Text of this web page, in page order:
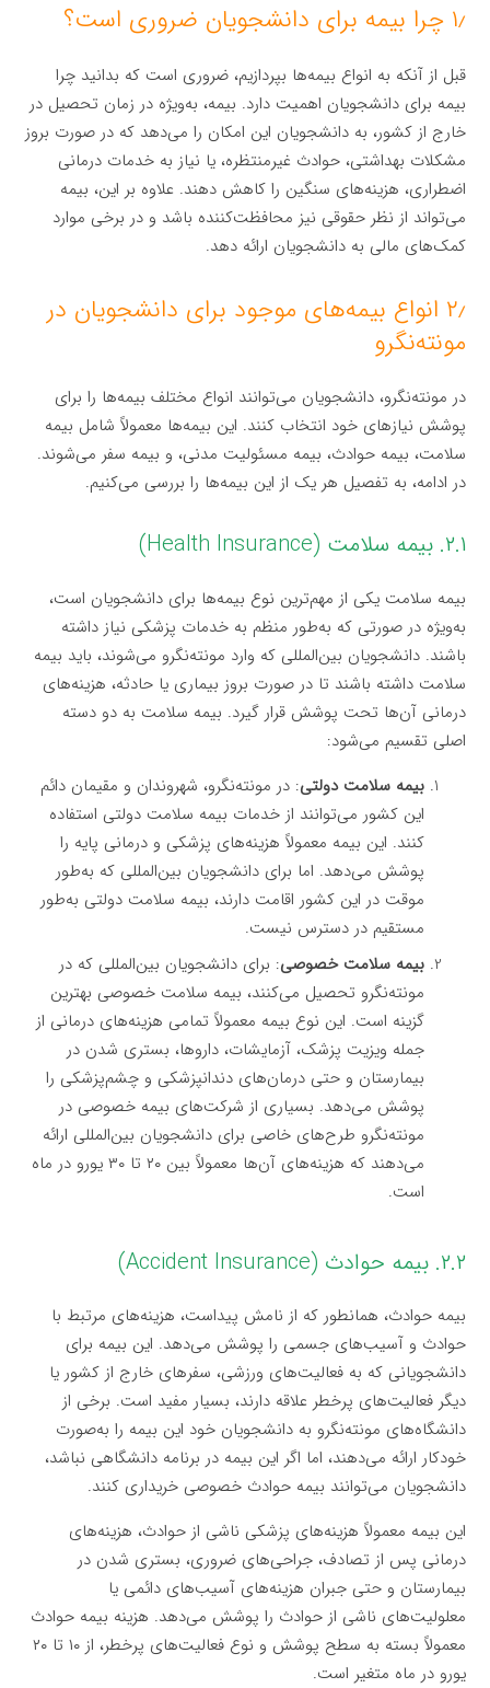
۱٫ چرا بیمه برای دانشجویان ضروری است؟
قبل از آنکه به انواع بیمه‌ها بپردازیم، ضروری است که بدانید چرا
بیمه برای دانشجویان اهمیت دارد. بیمه، به‌ویژه در زمان تحصیل در
خارج از کشور، به دانشجویان این امکان را می‌دهد که در صورت بروز
مشکلات بهداشتی، حوادث غیرمنتظره، یا نیاز به خدمات درمانی
اضطراری، هزینه‌های سنگین را کاهش دهند. علاوه بر این، بیمه
می‌تواند از نظر حقوقی نیز محافظت‌کننده باشد و در برخی موارد
کمک‌های مالی به دانشجویان ارائه دهد.
۲٫ انواع بیمه‌های موجود برای دانشجویان در
مونته‌نگرو
در مونته‌نگرو، دانشجویان می‌توانند انواع مختلف بیمه‌ها را برای
پوشش نیازهای خود انتخاب کنند. این بیمه‌ها معمولاً شامل بیمه
سلامت، بیمه حوادث، بیمه مسئولیت مدنی، و بیمه سفر می‌شوند.
در ادامه، به تفصیل هر یک از این بیمه‌ها را بررسی می‌کنیم.
۲.۱. بیمه سلامت (Health Insurance)
بیمه سلامت یکی از مهم‌ترین نوع بیمه‌ها برای دانشجویان است،
به‌ویژه در صورتی که به‌طور منظم به خدمات پزشکی نیاز داشته
باشند. دانشجویان بین‌المللی که وارد مونته‌نگرو می‌شوند، باید بیمه
سلامت داشته باشند تا در صورت بروز بیماری یا حادثه، هزینه‌های
درمانی آن‌ها تحت پوشش قرار گیرد. بیمه سلامت به دو دسته
اصلی تقسیم می‌شود:
بیمه سلامت دولتی: در مونته‌نگرو، شهروندان و مقیمان دائم
این کشور می‌توانند از خدمات بیمه سلامت دولتی استفاده
کنند. این بیمه معمولاً هزینه‌های پزشکی و درمانی پایه را
پوشش می‌دهد. اما برای دانشجویان بین‌المللی که به‌طور
موقت در این کشور اقامت دارند، بیمه سلامت دولتی به‌طور
مستقیم در دسترس نیست.
بیمه سلامت خصوصی: برای دانشجویان بین‌المللی که در
مونته‌نگرو تحصیل می‌کنند، بیمه سلامت خصوصی بهترین
گزینه است. این نوع بیمه معمولاً تمامی هزینه‌های درمانی از
جمله ویزیت پزشک، آزمایشات، داروها، بستری شدن در
بیمارستان و حتی درمان‌های دندانپزشکی و چشم‌پزشکی را
پوشش می‌دهد. بسیاری از شرکت‌های بیمه خصوصی در
مونته‌نگرو طرح‌های خاصی برای دانشجویان بین‌المللی ارائه
می‌دهند که هزینه‌های آن‌ها معمولاً بین ۲۰ تا ۳۰ یورو در ماه
است.
۲.۲. بیمه حوادث (Accident Insurance)
بیمه حوادث، همانطور که از نامش پیداست، هزینه‌های مرتبط با
حوادث و آسیب‌های جسمی را پوشش می‌دهد. این بیمه برای
دانشجویانی که به فعالیت‌های ورزشی، سفرهای خارج از کشور یا
دیگر فعالیت‌های پرخطر علاقه دارند، بسیار مفید است. برخی از
دانشگاه‌های مونته‌نگرو به دانشجویان خود این بیمه را به‌صورت
خودکار ارائه می‌دهند، اما اگر این بیمه در برنامه دانشگاهی نباشد،
دانشجویان می‌توانند بیمه حوادث خصوصی خریداری کنند.
این بیمه معمولاً هزینه‌های پزشکی ناشی از حوادث، هزینه‌های
درمانی پس از تصادف، جراحی‌های ضروری، بستری شدن در
بیمارستان و حتی جبران هزینه‌های آسیب‌های دائمی یا
معلولیت‌های ناشی از حوادث را پوشش می‌دهد. هزینه بیمه حوادث
معمولاً بسته به سطح پوشش و نوع فعالیت‌های پرخطر، از ۱۰ تا ۲۰
یورو در ماه متغیر است.